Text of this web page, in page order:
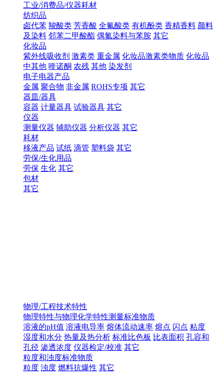
工业/消费品/仪器耗材
纺织品
卤代苯 羧酸类 芳香酸 全氟酸类 有机酚类 香精香料 颜料
及染料 邻苯二甲酸酯 偶氮染料与苯胺 其它
化妆品
紫外线吸收剂 激素类 重金属 化妆品激素类物质 化妆品
中其他 喹诺酮 农残 其他 染发剂
电子电器产品
金属 聚合物 非金属 ROHS专项 其它
器皿/器具
容器 计量器具 试验器具 其它
仪器
测量仪器 辅助仪器 分析仪器 其它
耗材
移液产品 试纸 滴管 塑料袋 其它
劳保/生化用品
劳保 生化 其它
包材
其它
物理/工程技术特性
物理特性与物理化学特性测量标准物质
溶液的pH值 溶液电导率 熔体流动速率 熔点 闪点 粘度
湿度和水分 热量及热分析 标准比色板 比表面积 孔容和
孔径 渗透浓度 仪器检定/校准 其它
粒度和浊度标准物质
粒度 浊度 燃料抗爆性 其它